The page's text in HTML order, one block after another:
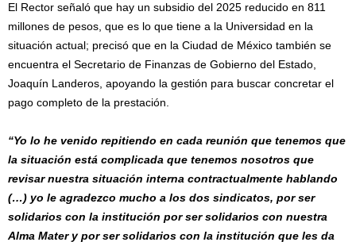
El Rector señaló que hay un subsidio del 2025 reducido en 811
millones de pesos, que es lo que tiene a la Universidad en la
situación actual; precisó que en la Ciudad de México también se
encuentra el Secretario de Finanzas de Gobierno del Estado,
Joaquín Landeros, apoyando la gestión para buscar concretar el
pago completo de la prestación.
“Yo lo he venido repitiendo en cada reunión que tenemos que
la situación está complicada que tenemos nosotros que
revisar nuestra situación interna contractualmente hablando
(…) yo le agradezco mucho a los dos sindicatos, por ser
solidarios con la institución por ser solidarios con nuestra
Alma Mater y por ser solidarios con la institución que les da